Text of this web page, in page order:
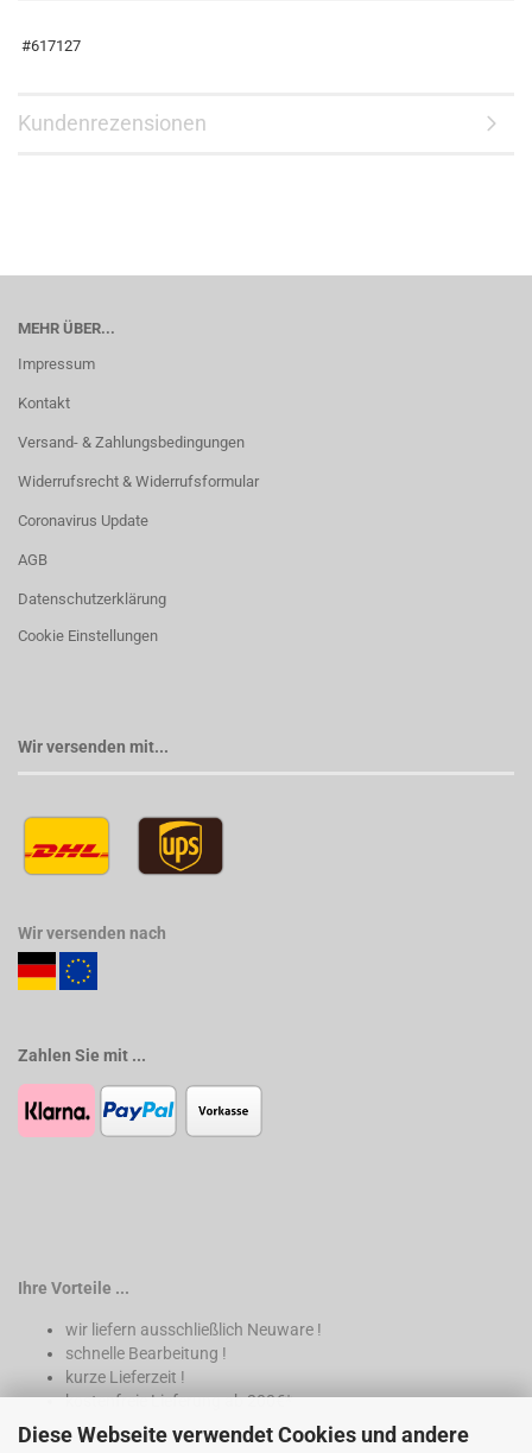
Diese Webseite verwendet Cookies und andere
#617127
Kundenrezensionen
MEHR ÜBER...
Impressum
Kontakt
Versand- & Zahlungsbedingungen
Widerrufsrecht & Widerrufsformular
Coronavirus Update
AGB
Datenschutzerklärung
Cookie Einstellungen
Wir versenden mit...
Wir versenden nach
Zahlen Sie mit ...
Ihre Vorteile ...
wir liefern ausschließlich Neuware !
schnelle Bearbeitung !
kurze Lieferzeit !
kostenfreie Lieferung ab 200€*
* nur innerhalb Deutschland